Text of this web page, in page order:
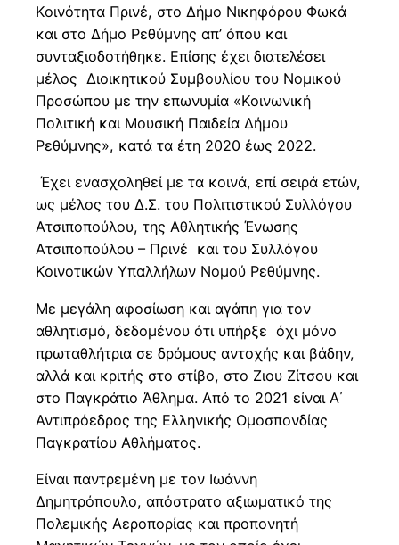
Κοινότητα Πρινέ, στο Δήμο Νικηφόρου Φωκά
και στο Δήμο Ρεθύμνης απ’ όπου και
συνταξιοδοτήθηκε. Επίσης έχει διατελέσει
μέλος Διοικητικού Συμβουλίου του Νομικού
Προσώπου με την επωνυμία «Κοινωνική
Πολιτική και Μουσική Παιδεία Δήμου
Ρεθύμνης», κατά τα έτη 2020 έως 2022.
Έχει ενασχοληθεί με τα κοινά, επί σειρά ετών,
ως μέλος του Δ.Σ. του Πολιτιστικού Συλλόγου
Ατσιποπούλου, της Αθλητικής Ένωσης
Ατσιποπούλου – Πρινέ και του Συλλόγου
Κοινοτικών Υπαλλήλων Νομού Ρεθύμνης.
Με μεγάλη αφοσίωση και αγάπη για τον
αθλητισμό, δεδομένου ότι υπήρξε όχι μόνο
πρωταθλήτρια σε δρόμους αντοχής και βάδην,
αλλά και κριτής στο στίβο, στο Ζιου Ζίτσου και
στο Παγκράτιο Άθλημα. Από το 2021 είναι Α΄
Αντιπρόεδρος της Ελληνικής Ομοσπονδίας
Παγκρατίου Αθλήματος.
Είναι παντρεμένη με τον Ιωάννη
Δημητρόπουλο, απόστρατο αξιωματικό της
Πολεμικής Αεροπορίας και προπονητή